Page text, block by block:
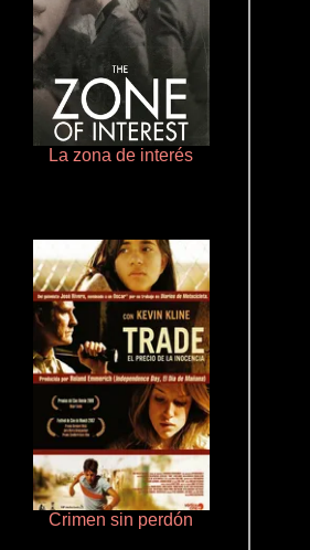
La zona de interés
Crimen sin perdón